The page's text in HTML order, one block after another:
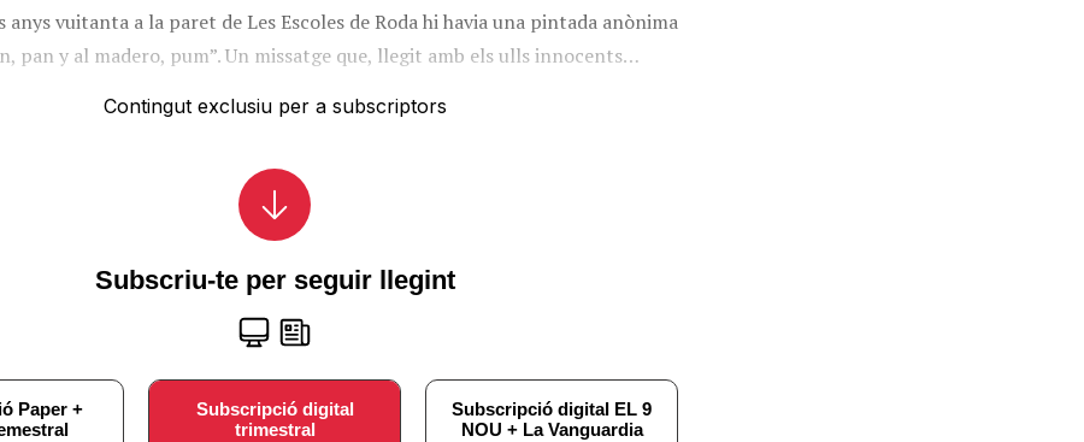
vuitanta a la paret de Les Escoles de Roda hi havia una pintada anònima
pan y al madero, pum”. Un missatge que, llegit amb els ulls innocents…
Contingut exclusiu per a subscriptors